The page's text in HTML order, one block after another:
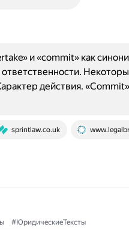
sprintlaw.co.uk
и «commit» как
действия.
#ЮридическиеТексты